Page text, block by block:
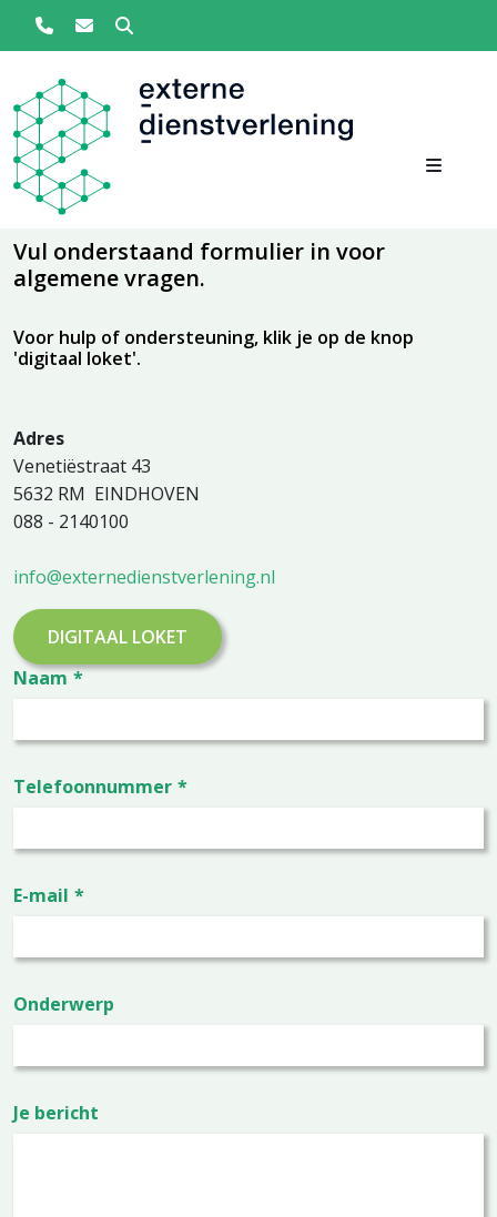
Overslaan en naar de inhoud gaan
Vul onderstaand formulier in voor
algemene vragen.
Voor hulp of ondersteuning, klik je op de knop
'digitaal loket'.
Adres
Venetiëstraat 43
5632 RM EINDHOVEN
088 - 2140100
info@externedienstverlening.nl
DIGITAAL LOKET
Naam
Telefoonnummer
E-mail
Onderwerp
Je bericht